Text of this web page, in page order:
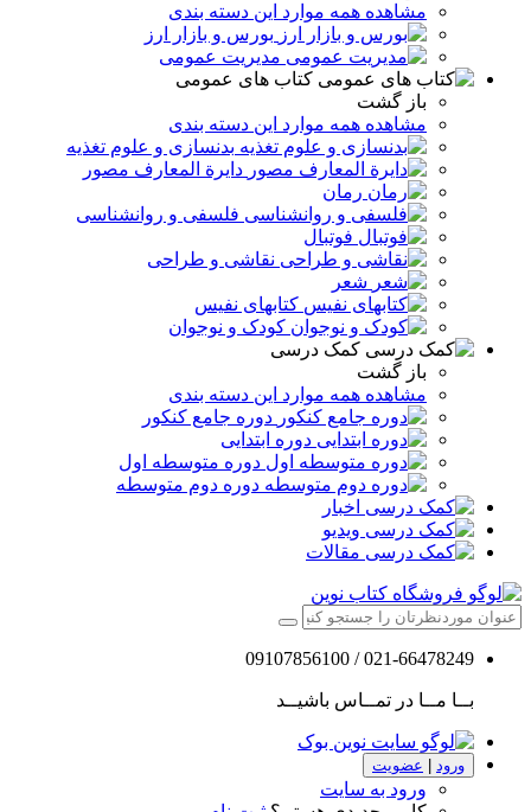
مشاهده همه موارد این دسته بندی
بورس و بازار ارز
مدیریت عمومی
کتاب های عمومی
باز گشت
مشاهده همه موارد این دسته بندی
بدنسازی و علوم تغذیه
دایرة المعارف مصور
رمان
فلسفی و روانشناسی
فوتبال
نقاشی و طراحی
شعر
کتابهای نفیس
کودک و نوجوان
کمک درسی
باز گشت
مشاهده همه موارد این دسته بندی
دوره جامع کنکور
دوره ابتدایی
دوره متوسطه اول
دوره دوم متوسطه
اخبار
ویدیو
مقالات
021-66478249 / 09107856100
بــا مــا در تمــاس باشیــد
ورود عضویت
ورود به سایت